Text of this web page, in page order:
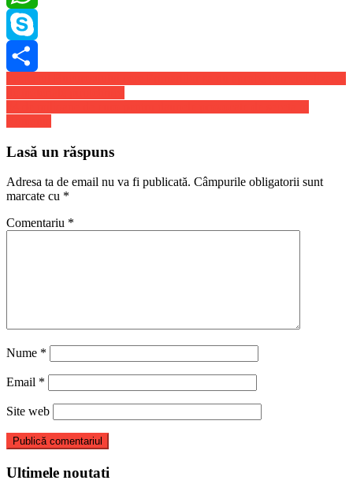
WhatsApp
Skype
Share
Navigare
în
articole
Lasă un răspuns
Adresa ta de email nu va fi publicată. Câmpurile obligatorii sunt
marcate cu *
Comentariu *
Nume *
Email *
Site web
Ultimele noutati